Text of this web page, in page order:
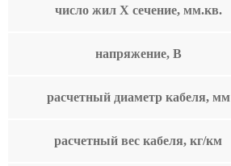
число жил Х сечение, мм.кв.
напряжение, В
расчетный диаметр кабеля, мм
расчетный вес кабеля, кг/км